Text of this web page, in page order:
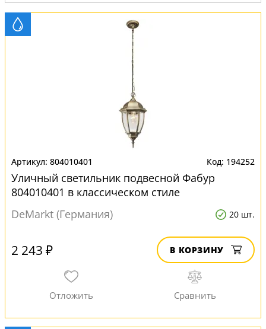
804010401 194252
Уличный светильник подвесной Фабур
804010401 в классическом стиле
DeMarkt (Германия)
20 шт.
2 243 ₽ В КОРЗИНУ